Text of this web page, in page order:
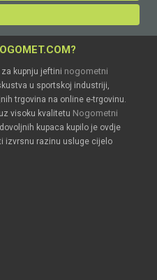
kupnju jeftini nogometni
u sportskoj industriji,
trgovina na online e-trgovinu.
visoku kvalitetu Nogometni
kupaca kupilo je ovdje
izvrsnu razinu usluge cijelo